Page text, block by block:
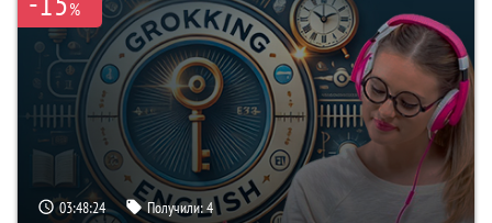
%
03:48:23 Получили:4